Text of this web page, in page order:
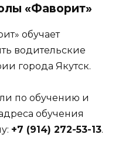
«Фаворит»
обучает
водительские
города Якутск.
по обучению и
обучения
+7 (914) 272-53-13.